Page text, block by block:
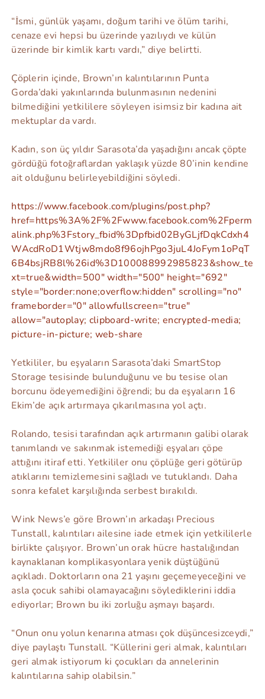
“İsmi, günlük yaşamı, doğum tarihi ve ölüm tarihi,
cenaze evi hepsi bu üzerinde yazılıydı ve külün
üzerinde bir kimlik kartı vardı,” diye belirtti.
Çöplerin içinde, Brown’ın kalıntılarının Punta
Gorda’daki yakınlarında bulunmasının nedenini
bilmediğini yetkililere söyleyen isimsiz bir kadına ait
mektuplar da vardı.
Kadın, son üç yıldır Sarasota’da yaşadığını ancak çöpte
gördüğü fotoğraflardan yaklaşık yüzde 80’inin kendine
ait olduğunu belirleyebildiğini söyledi.
https://www.facebook.com/plugins/post.php?
href=https%3A%2F%2Fwww.facebook.com%2Fperm
alink.php%3Fstory_fbid%3Dpfbid02ByGLjfDqkCdxh4
WAcdRoD1Wtjw8mdo8f96ojhPgo3juL4JoFym1oPqT
6B4bsjRB8l%26id%3D100088992985823&show_te
xt=true&width=500" width="500" height="692"
style="border:none;overflow:hidden" scrolling="no"
frameborder="0" allowfullscreen="true"
allow="autoplay; clipboard-write; encrypted-media;
picture-in-picture; web-share
Yetkililer, bu eşyaların Sarasota’daki SmartStop
Storage tesisinde bulunduğunu ve bu tesise olan
borcunu ödeyemediğini öğrendi; bu da eşyaların 16
Ekim’de açık artırmaya çıkarılmasına yol açtı.
Rolando, tesisi tarafından açık artırmanın galibi olarak
tanımlandı ve sakınmak istemediği eşyaları çöpe
attığını itiraf etti. Yetkililer onu çöplüğe geri götürüp
atıklarını temizlemesini sağladı ve tutuklandı. Daha
sonra kefalet karşılığında serbest bırakıldı.
Wink News’e göre Brown’ın arkadaşı Precious
Tunstall, kalıntıları ailesine iade etmek için yetkililerle
birlikte çalışıyor. Brown’un orak hücre hastalığından
kaynaklanan komplikasyonlara yenik düştüğünü
açıkladı. Doktorların ona 21 yaşını geçemeyeceğini ve
asla çocuk sahibi olamayacağını söylediklerini iddia
ediyorlar; Brown bu iki zorluğu aşmayı başardı.
“Onun onu yolun kenarına atması çok düşüncesizceydi,”
diye paylaştı Tunstall. “Küllerini geri almak, kalıntıları
geri almak istiyorum ki çocukları da annelerinin
kalıntılarına sahip olabilsin.”